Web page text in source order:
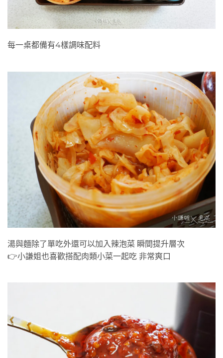
每一桌都備有4樣調味配料
湯與麵除了單吃外還可以加入辣泡菜 瞬間提升層次
👉小謙姐也喜歡搭配肉類小菜一起吃 非常爽口